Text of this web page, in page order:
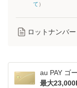
て ）
ロットナンバー
au PAY ゴ
最大